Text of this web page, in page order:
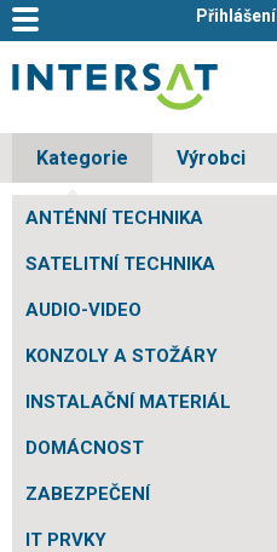
Přihlášení
Kategorie Výrobci
ANTÉNNÍ TECHNIKA
SATELITNÍ TECHNIKA
AUDIO-VIDEO
KONZOLY A STOŽÁRY
INSTALAČNÍ MATERIÁL
DOMÁCNOST
ZABEZPEČENÍ
IT PRVKY